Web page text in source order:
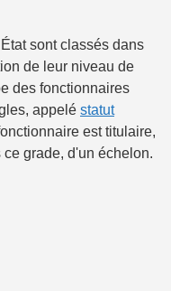
sont classés dans
de leur niveau de
des fonctionnaires
appelé statut
est titulaire,
grade, d'un échelon.